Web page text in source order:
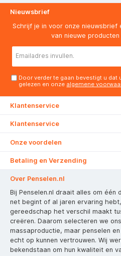
Nieuwsbrief
Schrijf je in voor onze
van nieuwe
Door verder te gaan bevestigt u dat
gelezen en onze algemene
Klantenservice
Klantenservice
Onze voordelen
Betaling en Verzending
Over Penselen.nl
Bij Penselen.nl draait alles om één
net begint of al jaren ervaring
gereedschap het verschil maakt
creëren. Daarom selecteren we
massaproductie, maar penselen
echt op kunnen vertrouwen. Wij
bekendstaan om hun kwaliteit en